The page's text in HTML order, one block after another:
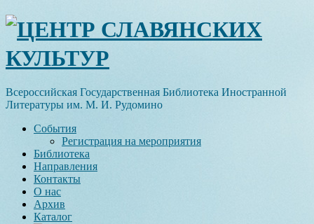
Skip
content
ЦЕНТР СЛАВЯНСКИХ
КУЛЬТУР
Всероссийская Государственная Библиотека Иностранной
Литературы им. М. И. Рудомино
События
Регистрация на мероприятия
Библиотека
Направления
Контакты
О нас
Архив
Каталог